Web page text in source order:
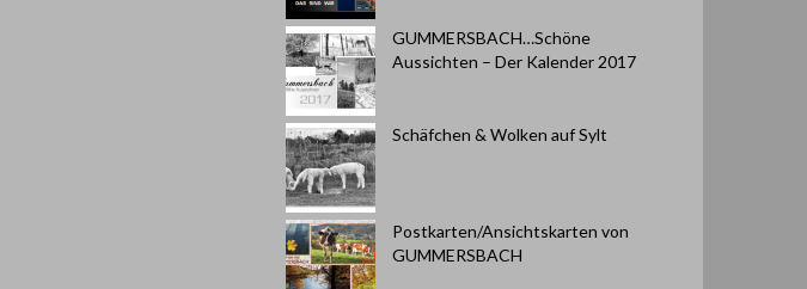
GUMMERSBACH…Schöne
Aussichten – Der Kalender 2017
Schäfchen & Wolken auf Sylt
Postkarten/Ansichtskarten von
GUMMERSBACH